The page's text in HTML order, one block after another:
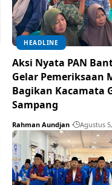
HEADLINE
Aksi Nyata PAN
Gelar Pemeriksaan
Bagikan Kacamata
Sampang
Rahman Aundjan Agustus